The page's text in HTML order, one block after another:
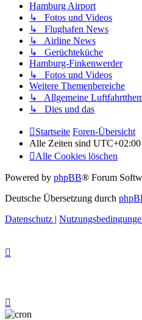
Hamburg Airport
↳ Fotos und Videos
↳ Flughafen News
↳ Airline News
↳ Gerüchteküche
Hamburg-Finkenwerder
↳ Fotos und Videos
Weitere Themenbereiche
↳ Allgemeine
↳ Dies und das
Startseite Foren-Übersicht
Alle Zeiten sind UTC+02:00
Alle Cookies löschen
Powered by phpBB® Forum
Deutsche Übersetzung durch
Datenschutz |